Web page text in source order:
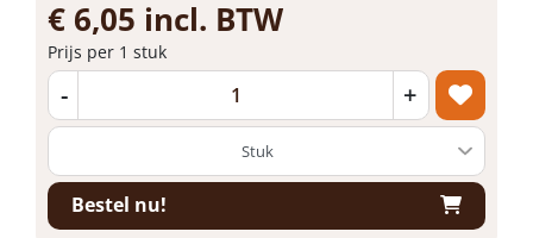
€ 6,05 incl. BTW
Prijs per 1 stuk
- +
Bestel nu!